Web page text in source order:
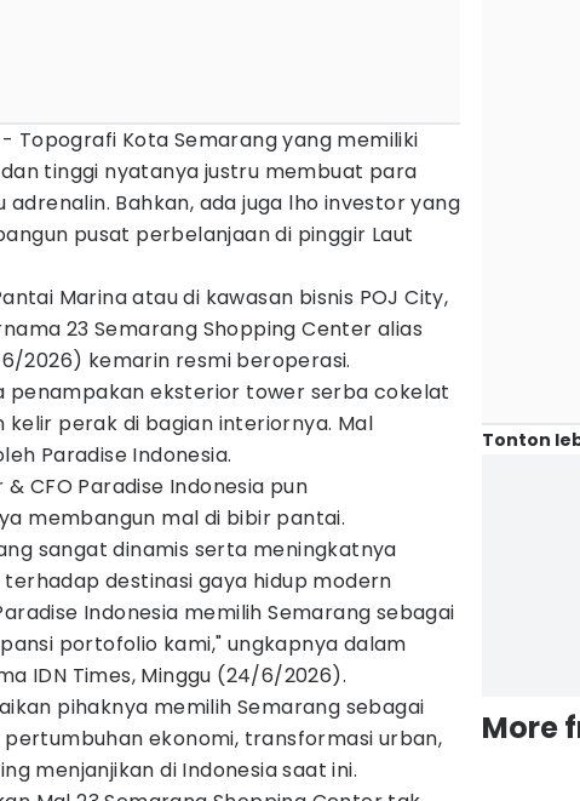
- Topografi Kota Semarang yang memiliki
tinggi nyatanya justru membuat para
Bahkan, ada juga lho investor yang
pusat perbelanjaan di pinggir Laut
Marina atau di kawasan bisnis POJ City,
23 Semarang Shopping Center alias
2026) kemarin resmi beroperasi.
penampakan eksterior tower serba cokelat
kelir perak di bagian interiornya. Mal
Paradise Indonesia.
CFO Paradise Indonesia pun
membangun mal di bibir pantai.
sangat dinamis serta meningkatnya
destinasi gaya hidup modern
Indonesia memilih Semarang sebagai
portofolio kami," ungkapnya dalam
IDN Times, Minggu (24/6/2026).
pihaknya memilih Semarang sebagai
ekonomi, transformasi urban,
menjanjikan di Indonesia saat ini.
Tonton
More